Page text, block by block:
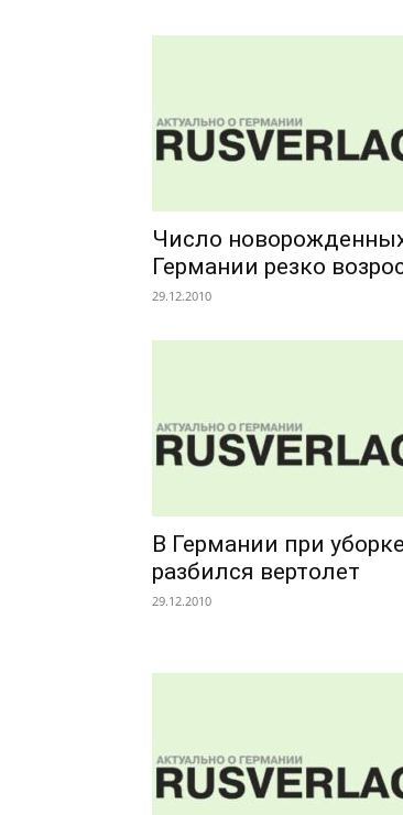
Число
Германии резко
29.12.2010
В Германии при
разбился вертолет
29.12.2010